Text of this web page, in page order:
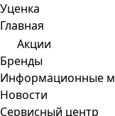
Уценка
Главная
Акции
Бренды
Информационные
Новости
Сервисный центр